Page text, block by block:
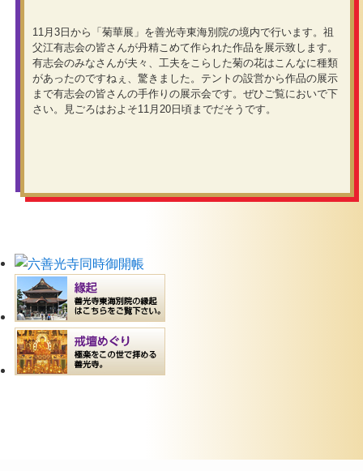
11月3日から「菊華展」を善光寺東海別院の境内で行います。祖
父江有志会の皆さんが丹精こめて作られた作品を展示致します。
有志会のみなさんが夫々、工夫をこらした菊の花はこんなに種類
があったのですねぇ、驚きました。テントの設営から作品の展示
まで有志会の皆さんの手作りの展示会です。ぜひご覧においで下
さい。見ごろはおよそ11月20日頃までだそうです。